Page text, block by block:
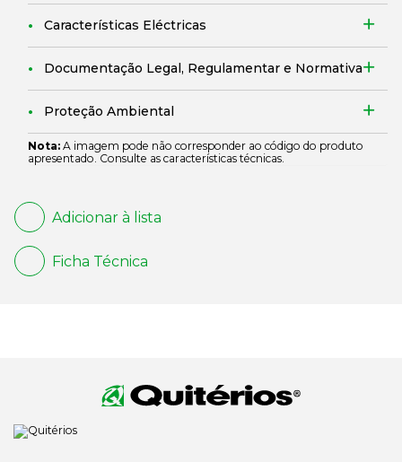
Características Eléctricas
Documentação Legal, Regulamentar e Normativa
Proteção Ambiental
Nota: A imagem pode não corresponder ao código do produto
apresentado. Consulte as características técnicas.
Adicionar à lista
Ficha Técnica